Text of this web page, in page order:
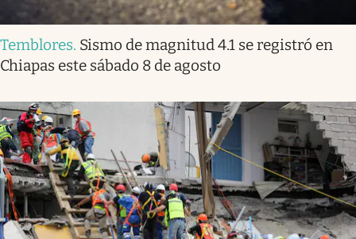
Temblores. Sismo de magnitud 4.1 se registró en
Chiapas este sábado 8 de agosto